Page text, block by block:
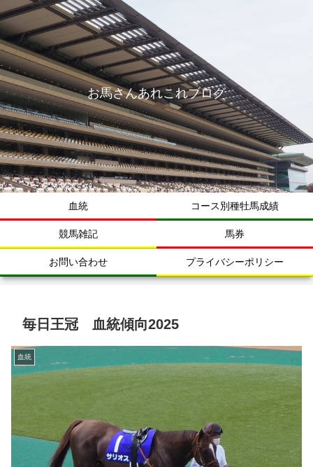
お馬さんあれこれブログ
血統 コース別種牡馬成績
競馬雑記 馬券
お問い合わせ プライバシーポリシー
毎日王冠 血統傾向2025
血統